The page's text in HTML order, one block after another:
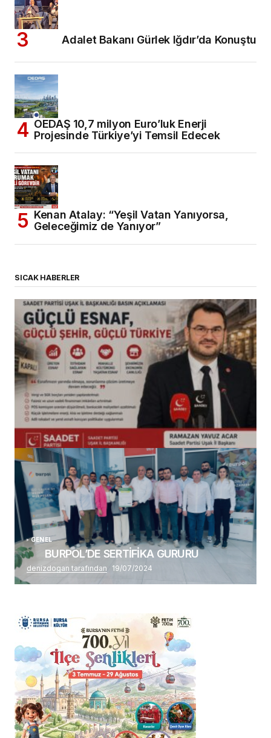
Adalet Bakanı Gürlek Iğdır’da Konuştu
OEDAŞ 10,7 milyon Euro’luk Enerji
Projesinde Türkiye’yi Temsil Edecek
Kenan Atalay: “Yeşil Vatan Yanıyorsa,
Geleceğimiz de Yanıyor”
SICAK HABERLER
(başlıksız)
Alaattin Karahan tarafından 14/07/2026
GENEL
BURPOL’DE SERTİFİKA GURURU
denizdogan tarafından 19/07/2024